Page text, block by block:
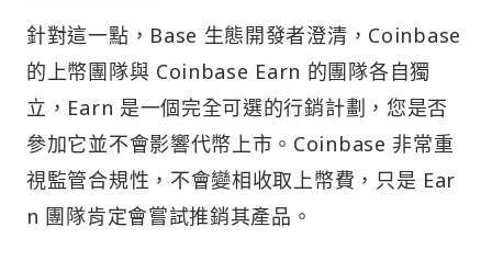
針對這一點，Base 生態開發者澄清，Coinbase
的上幣團隊與 Coinbase Earn 的團隊各自獨
立，Earn 是一個完全可選的行銷計劃，您是否
參加它並不會影響代幣上市。Coinbase 非常重
視監管合規性，不會變相收取上幣費，只是 Ear
n 團隊肯定會嘗試推銷其產品。